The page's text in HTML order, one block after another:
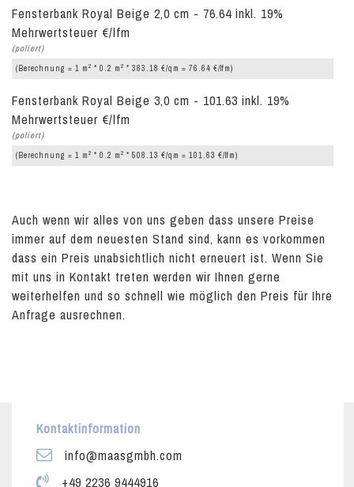
Fensterbank Royal Beige 2,0 cm - 76.64 inkl. 19%
Mehrwertsteuer €/lfm
(poliert)
(Berechnung = 1 m 2 * 0.2 m 2 * 383.18 €/qm = 76.64 €/lfm)
Fensterbank Royal Beige 3,0 cm - 101.63 inkl. 19%
Mehrwertsteuer €/lfm
(poliert)
(Berechnung = 1 m 2 * 0.2 m 2 * 508.13 €/qm = 101.63 €/lfm)
Auch wenn wir alles von uns geben dass unsere Preise
immer auf dem neuesten Stand sind, kann es vorkommen
dass ein Preis unabsichtlich nicht erneuert ist. Wenn Sie
mit uns in Kontakt treten werden wir Ihnen gerne
weiterhelfen und so schnell wie möglich den Preis für Ihre
Anfrage ausrechnen.
Kontaktinformation
info@maasgmbh.com
+49 2236 9444916